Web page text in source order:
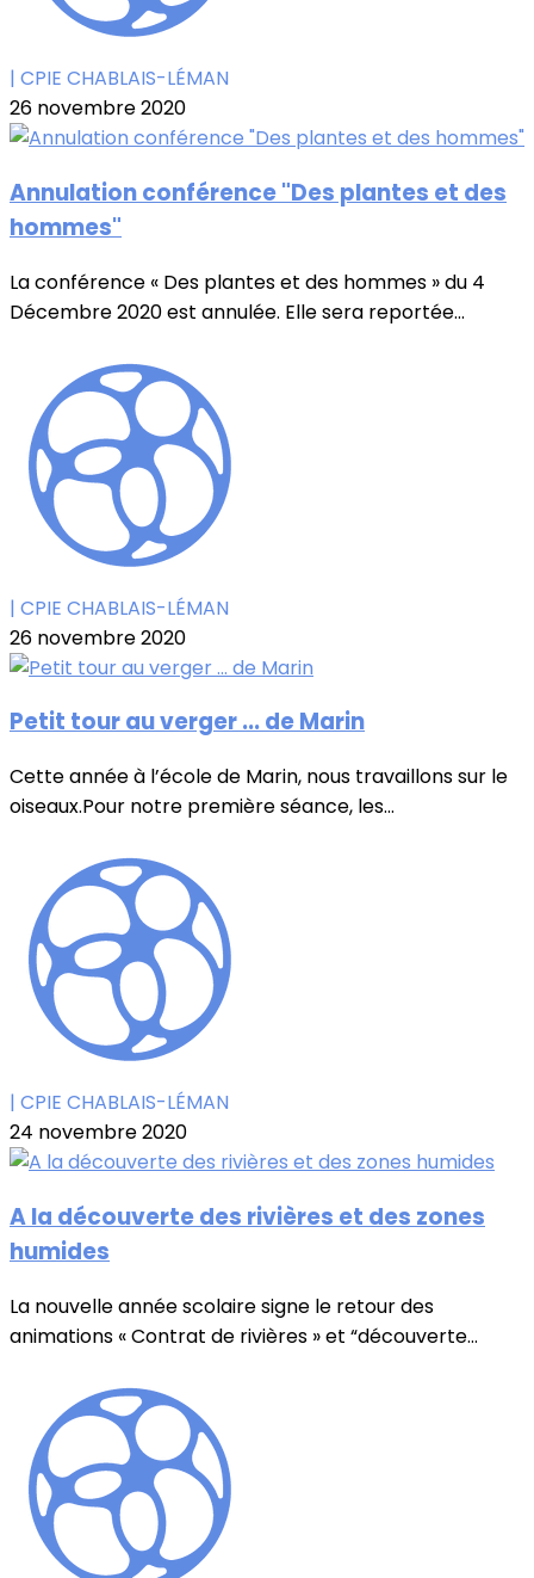
| CPIE CHABLAIS-LÉMAN
26 novembre 2020
Annulation conférence "Des plantes et des
hommes"
La conférence « Des plantes et des hommes » du 4
Décembre 2020 est annulée. Elle sera reportée...
| CPIE CHABLAIS-LÉMAN
26 novembre 2020
Petit tour au verger ... de Marin
Cette année à l’école de Marin, nous travaillons sur le
oiseaux.Pour notre première séance, les...
| CPIE CHABLAIS-LÉMAN
24 novembre 2020
A la découverte des rivières et des zones
humides
La nouvelle année scolaire signe le retour des
animations « Contrat de rivières » et “découverte...